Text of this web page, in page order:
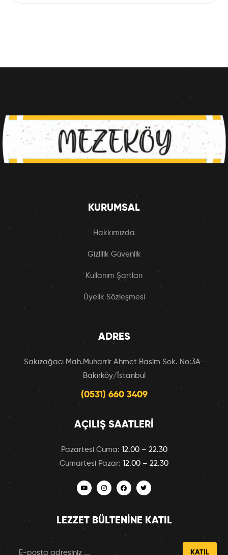
KURUMSAL
Hakkımızda
Gizlilik Güvenlik
Kullanım Şartları
Üyelik Sözleşmesi
ADRES
Sakızağacı Mah.Muharrir Ahmet Rasim Sok. No:3A-
Bakırköy/İstanbul
(0531) 660 3409
AÇILIŞ SAATLERI
Pazartesi Cuma: 12.00 – 22.30
Cumartesi Pazar: 12.00 – 22.30
LEZZET BÜLTENINE KATIL
KATIL